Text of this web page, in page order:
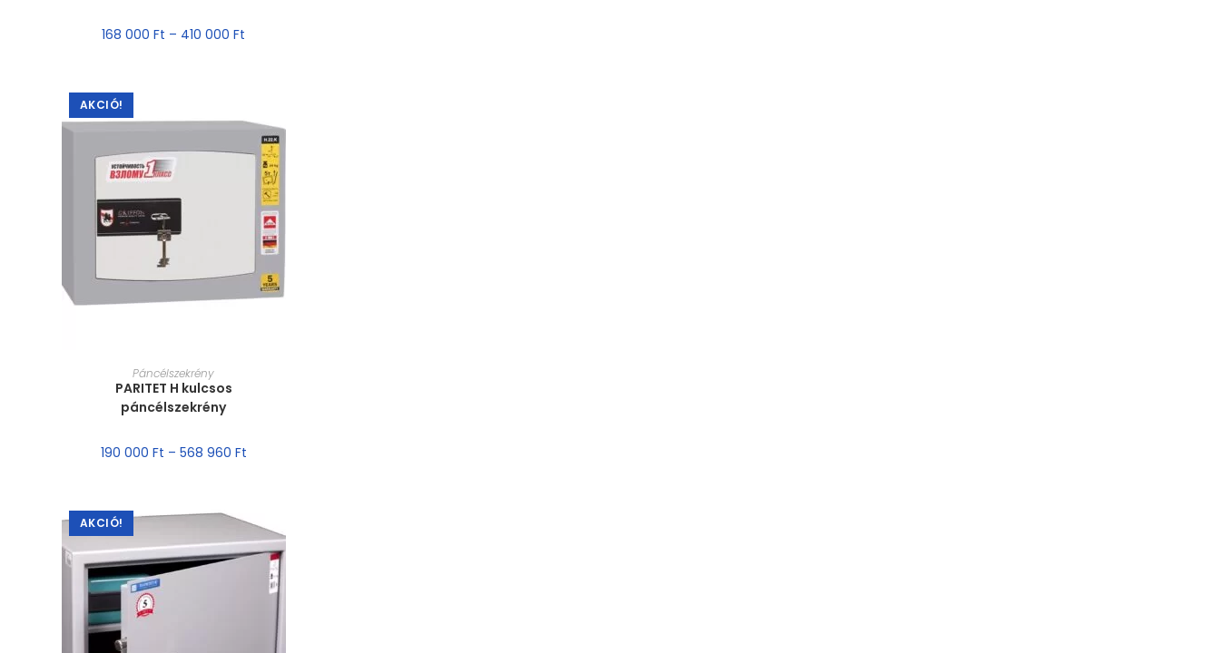
168 000Ft – 410 000Ft
AKCIÓ!
MÉRET VÁLASZTÁSA
Páncélszekrény
PARITET H kulcsos
páncélszekrény
190 000 Ft – 568 960 Ft
AKCIÓ!